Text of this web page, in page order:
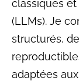
classiques
(LLMs). Je
structurés,
adaptées